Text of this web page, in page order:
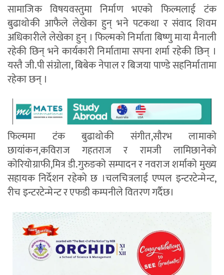
सामाजिक विषयवस्तुमा निर्माण भएको फिल्मलाई टंक
बुढाथोकी आफैले लेखेका हुन् भने पटकथा र संवाद शिवम
अधिकारीले लेखेका हुन् । फिल्मको निर्माता बिष्णु माया मैनाली
रहेकी छिन् भने कार्यकारी निर्मातामा सपना शर्मा रहेकी छिन् ।
यस्तै जी.पी संग्रोला, बिबेक नेपाल र बिजया पाण्डे सहनिर्मातामा
रहेका छन् ।
फिल्ममा टंक बुढाथोकी संगीत,सौरभ लामाको
छायांकन,कविराज गहतराज र रामजी लामिछानेको
कोरियोग्राफी,मित्र डी.गुरुङको सम्पादन र नवराज शर्माको मुख्य
सहायक निर्देशन रहेको छ ।चलचित्रलाई एप्पल इन्टरटेन्मेन्ट,
रीच इन्टरटेन्मेन्ट र एफडी कम्पनीले वितरण गर्दैछ।